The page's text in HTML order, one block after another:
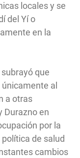
locales y se
del Yí o
en la
que
al
a otras
Durazno en
por la
de salud
cambios